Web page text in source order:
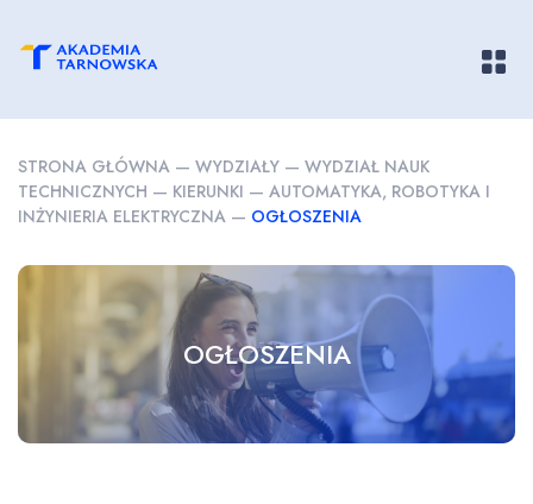
STRONA GŁÓWNA — WYDZIAŁY — WYDZIAŁ NAUK
TECHNICZNYCH — KIERUNKI — AUTOMATYKA, ROBOTYKA I
INŻYNIERIA ELEKTRYCZNA — OGŁOSZENIA
OGŁOSZENIA